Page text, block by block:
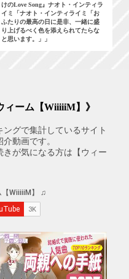
けのLove Song』ナオト・インティラ
イミ「ナオト・インティライミ「お
ふたりの最高の日に是非、一緒に盛
り上げるべく色を添えられてたらな
と思います。」」
ィーム【WiiiiiM】》
グで集計しているサイト
動画です。
が気になる方は【ウィー